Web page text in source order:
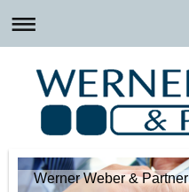
Werner Weber & Partner